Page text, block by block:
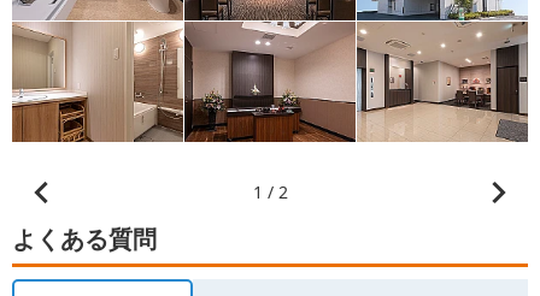
1 / 2
よくある質問